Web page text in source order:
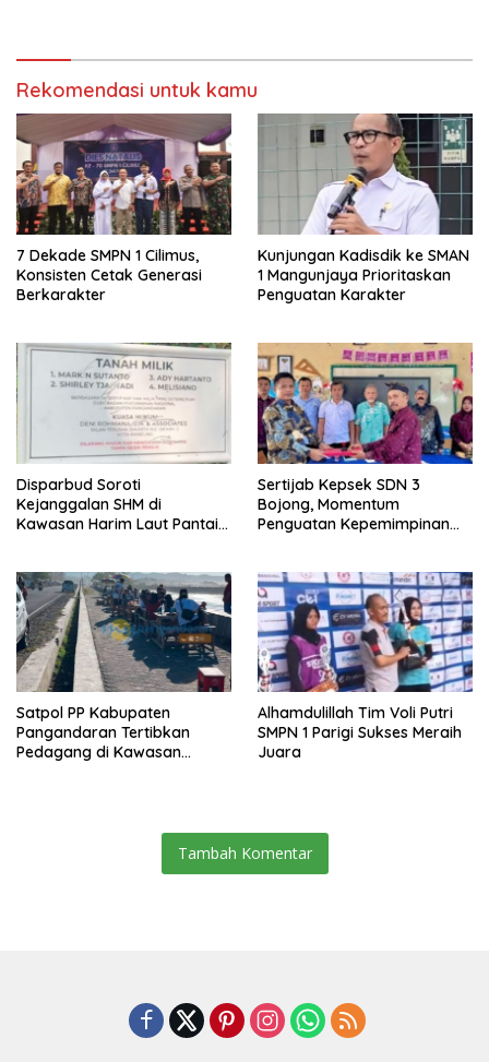
Rekomendasi untuk kamu
7 Dekade SMPN 1 Cilimus,
Konsisten Cetak Generasi
Berkarakter
Kunjungan Kadisdik ke SMAN
1 Mangunjaya Prioritaskan
Penguatan Karakter
Disparbud Soroti
Kejanggalan SHM di
Kawasan Harim Laut Pantai
Sertijab Kepsek SDN 3
Bojong, Momentum
Penguatan Kepemimpinan
Satpol PP Kabupaten
Pangandaran Tertibkan
Pedagang di Kawasan
Alhamdulillah Tim Voli Putri
SMPN 1 Parigi Sukses Meraih
Juara
Tambah Komentar